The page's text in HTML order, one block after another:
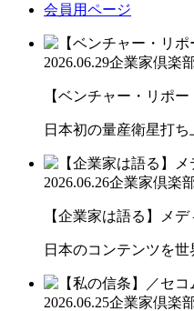
会員用ページ
2026.06.29企業家倶楽
【ベンチャー・リポ
日本初の量産衛星打ち
2026.06.26企業家倶楽
【企業家は語る】メ
日本のコンテンツを
2026.06.25企業家倶楽